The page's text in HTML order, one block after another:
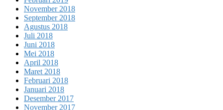
November 2018
September 2018
Agustus 2018
Juli 2018
Juni 2018
Mei 2018
April 2018
Maret 2018
Februari 2018
Januari 2018
Desember 2017
November 2017